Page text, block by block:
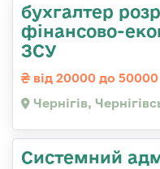
бухгалтер
фінансово-
ЗСУ
від 20000 до
Чернігів,
Системний